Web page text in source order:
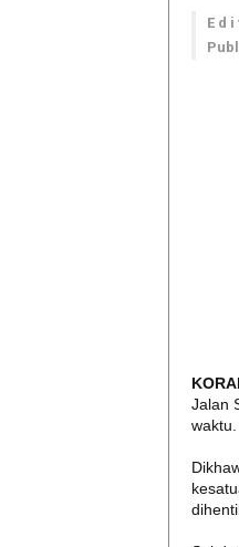
E d i
Jalan
waktu.